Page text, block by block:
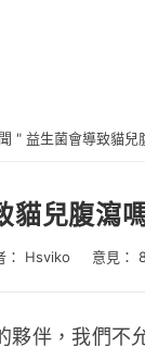
" 益生菌會導致貓兒
貓兒腹瀉
： Hsviko 意見：
夥伴，我們不